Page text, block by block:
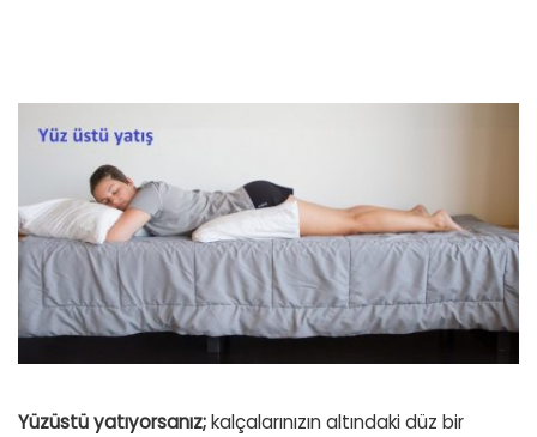
Yüzüstü yatıyorsanız;kalçalarınızın altındaki düz bir